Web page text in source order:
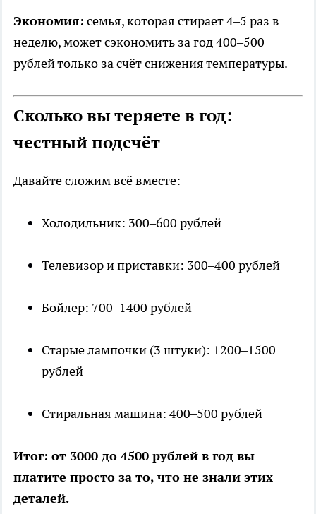
Экономия: семья, которая стирает 4–5 раз в
неделю, может сэкономить за год 400–500
рублей только за счёт снижения температуры.
Сколько вы теряете в год:
честный подсчёт
Давайте сложим всё вместе:
Холодильник: 300–600 рублей
Телевизор и приставки: 300–400 рублей
Бойлер: 700–1400 рублей
Старые лампочки (3 штуки): 1200–1500
рублей
Стиральная машина: 400–500 рублей
Итог: от 3000 до 4500 рублей в год вы
платите просто за то, что не знали этих
деталей.